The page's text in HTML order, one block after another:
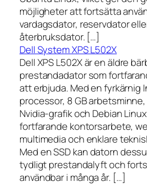
möjligheter att fortsätta
vardagsdator, reservdator
återbruksdator. […]
Dell System XPS L502X
Dell XPS L502X är en äldre
prestandadator som
att erbjuda. Med en fyrkärnig
processor, 8 GB
Nvidia-grafik och Debian
fortfarande kontorsarbete,
multimedia och enklare
Med en SSD kan datorn
tydligt prestandalyft och
användbar i många år. […]